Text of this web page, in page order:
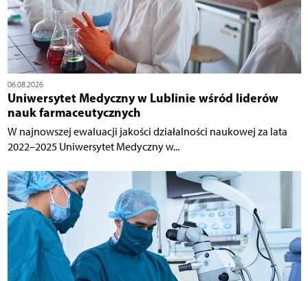
06.08.2026
Uniwersytet Medyczny w Lublinie wśród liderów
nauk farmaceutycznych
W najnowszej ewaluacji jakości działalności naukowej za lata
2022–2025 Uniwersytet Medyczny w...